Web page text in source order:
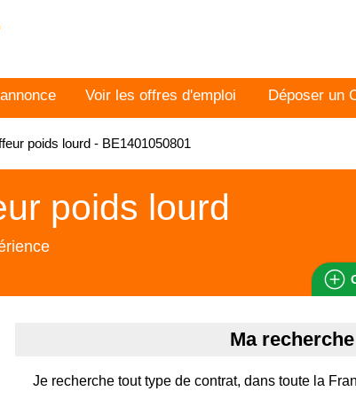
Voir les offres d'emploi Déposer un
poids lourd - BE1401050801
poids lourd
Ma recherche
Je recherche tout type de contrat, dans toute la